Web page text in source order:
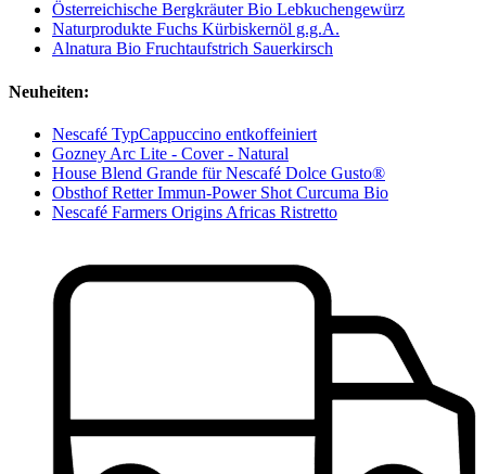
Österreichische Bergkräuter Bio Lebkuchengewürz
Naturprodukte Fuchs Kürbiskernöl g.g.A.
Alnatura Bio Fruchtaufstrich Sauerkirsch
Neuheiten:
Nescafé TypCappuccino entkoffeiniert
Gozney Arc Lite - Cover - Natural
House Blend Grande für Nescafé Dolce Gusto®
Obsthof Retter Immun-Power Shot Curcuma Bio
Nescafé Farmers Origins Africas Ristretto